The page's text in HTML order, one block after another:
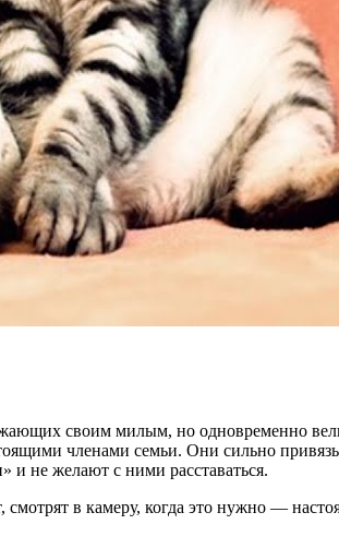
своим милым, но одновременно
членами семьи. Они сильно
не желают с ними расставаться.
в камеру, когда это нужно —